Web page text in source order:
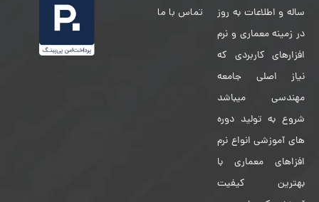
ساله و اطلاعات به روز
در زمینه معماری و نرم
افزارهای کاربردی که
نیاز اصلی جامعه
مهندسی میباشد
شروع به تولید دوره
های آموزشی انواع نرم
افزاهای معماری با
بهترین کیفیت
تماس با ما